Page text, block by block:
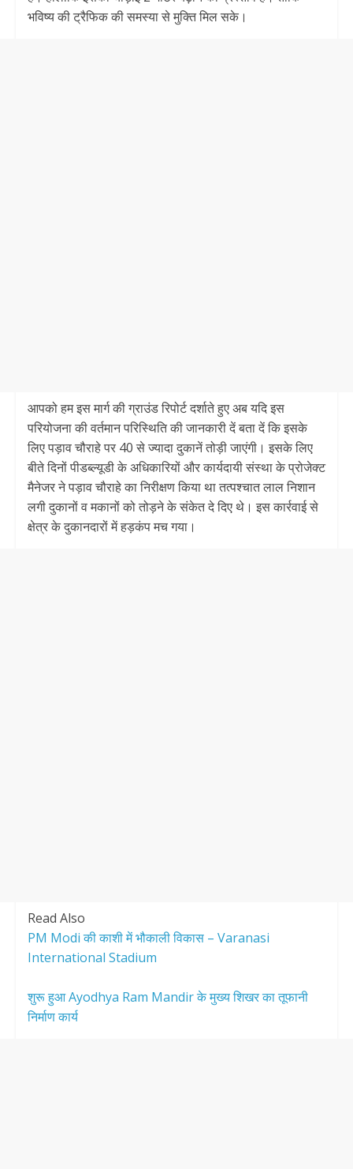
भविष्य की ट्रैफिक की समस्या से मुक्ति मिल सके।
आपको हम इस मार्ग की ग्राउंड रिपोर्ट दर्शाते हुए अब यदि इस
परियोजना की वर्तमान परिस्थिति की जानकारी दें बता दें कि इसके
लिए पड़ाव चौराहे पर 40 से ज्यादा दुकानें तोड़ी जाएंगी। इसके लिए
बीते दिनों पीडब्ल्यूडी के अधिकारियों और कार्यदायी संस्था के प्रोजेक्ट
मैनेजर ने पड़ाव चौराहे का निरीक्षण किया था तत्पश्चात लाल निशान
लगी दुकानों व मकानों को तोड़ने के संकेत दे दिए थे। इस कार्रवाई से
क्षेत्र के दुकानदारों में हड़कंप मच गया।
Read Also
PM Modi की काशी में भौकाली विकास – Varanasi
International Stadium
शुरू हुआ Ayodhya Ram Mandir के मुख्य शिखर का तूफानी
निर्माण कार्य